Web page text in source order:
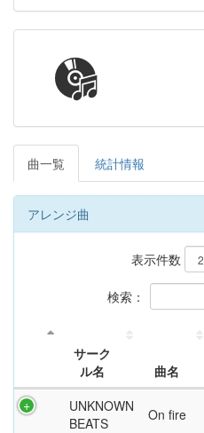
曲一覧 統計情報
アレンジ曲
表示件数
検索：
サーク
ル名
曲名
UNKNOWN
BEATS
On fire